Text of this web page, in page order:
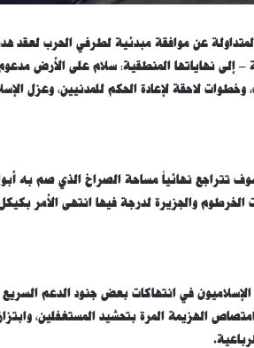
المتداولة عن موافقة مبدئية لطرفي الحرب
– إلى نهاياتها المنطقية: سلام على الأرض
وخطوات لاحقة لإعادة الحكم للمدنيين، وعزل
تتراجع نهائياً مساحة الصراخ الذي صم به
الخرطوم والجزيرة لدرجة فيها انتهى الأمر
الإسلاميون في انتهاكات بعض جنود الدعم
الهزيمة المرة بتحشيد المستغفلين،